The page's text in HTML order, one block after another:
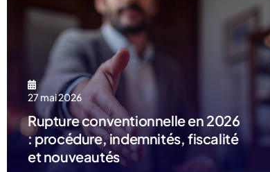
27 mai 2026
Rupture conventionnelle en 2026
: procédure, indemnités, fiscalité
et nouveautés